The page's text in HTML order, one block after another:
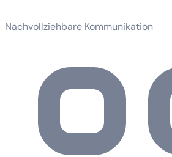
Nachvollziehbare Kommunikation